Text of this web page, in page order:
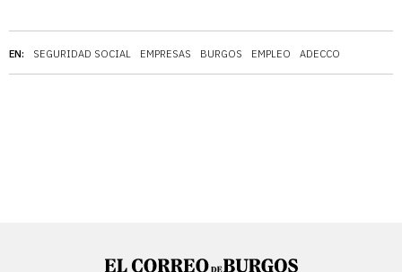
EN: SEGURIDAD SOCIAL EMPRESAS BURGOS EMPLEO ADECCO